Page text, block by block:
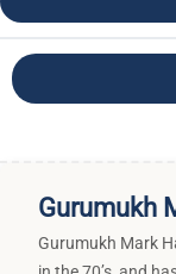
Gurumukh
Gurumukh Mark